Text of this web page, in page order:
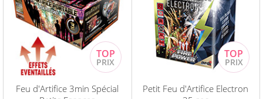
Feu d'Artifice 3min Spécial
Petit Feu d'Artifice Electron